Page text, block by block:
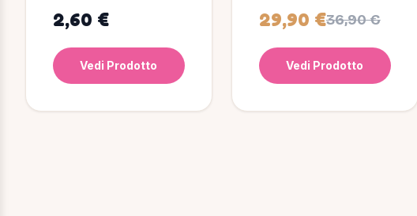
2,60 €
Vedi Prodotto
29,90 €36,90 €
Vedi Prodotto